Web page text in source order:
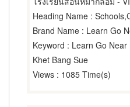
Heading Name :
Brand Name : Learn Go
Keyword : Learn Go Near
Khet Bang Sue
Views : 1085 Time(s)